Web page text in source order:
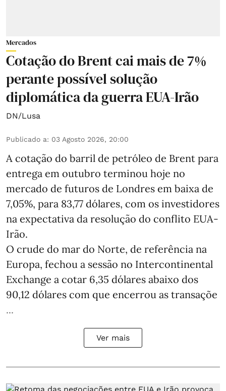
Mercados
Cotação do Brent cai mais de 7%
perante possível solução
diplomática da guerra EUA-Irão
DN/Lusa
Publicado a: 03 Agosto 2026, 20:00
A cotação do barril de petróleo de Brent para
entrega em outubro terminou hoje no
mercado de futuros de Londres em baixa de
7,05%, para 83,77 dólares, com os investidores
na expectativa da resolução do conflito EUA-
Irão.
O crude do mar do Norte, de referência na
Europa, fechou a sessão no Intercontinental
Exchange a cotar 6,35 dólares abaixo dos
90,12 dólares com que encerrou as transaçõe
...
Ver mais